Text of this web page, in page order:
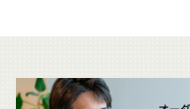
こ